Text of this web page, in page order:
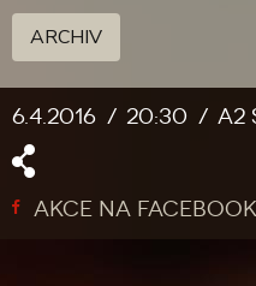
ARCHIV
6.4.2016 20:30 A2
AKCE NA